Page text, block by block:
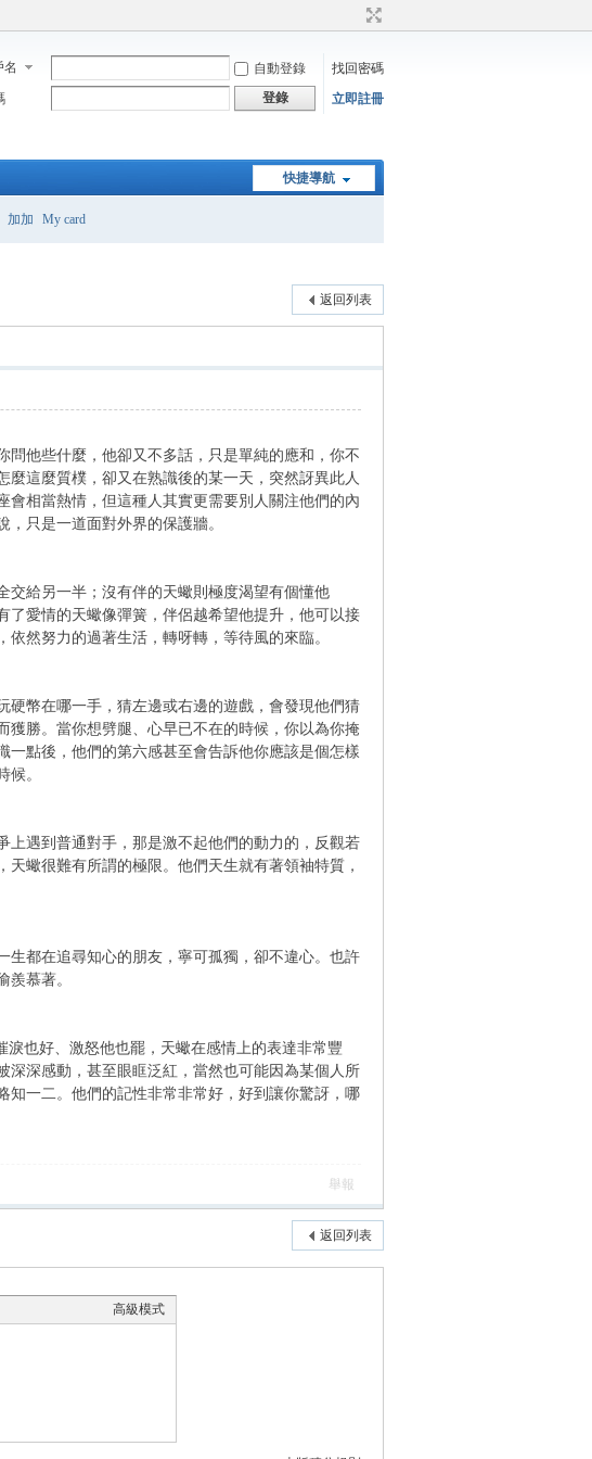
名 自動登錄
找回密碼
登錄 立即註冊
快捷導航
加加 My card
返回列表
他些什麼，他卻又不多話，只是單純的應和，你不
這麼質樸，卻又在熟識後的某一天，突然訝異此人
相當熱情，但這種人其實更需要別人關注他們的內
只是一道面對外界的保護牆。
交給另一半；沒有伴的天蠍則極度渴望有個懂他
了愛情的天蠍像彈簧，伴侶越希望他提升，他可以接
然努力的過著生活，轉呀轉，等待風的來臨。
硬幣在哪一手，猜左邊或右邊的遊戲，會發現他們猜
勝。當你想劈腿、心早已不在的時候，你以為你掩
點後，他們的第六感甚至會告訴他你應該是個怎樣
候。
遇到普通對手，那是激不起他們的動力的，反觀若
蠍很難有所謂的極限。他們天生就有著領袖特質，
生都在追尋知心的朋友，寧可孤獨，卻不違心。也許
慕著。
也好、激怒他也罷，天蠍在感情上的表達非常豐
深感動，甚至眼眶泛紅，當然也可能因為某個人所
一二。他們的記性非常非常好，好到讓你驚訝，哪
舉報
返回列表
高級模式